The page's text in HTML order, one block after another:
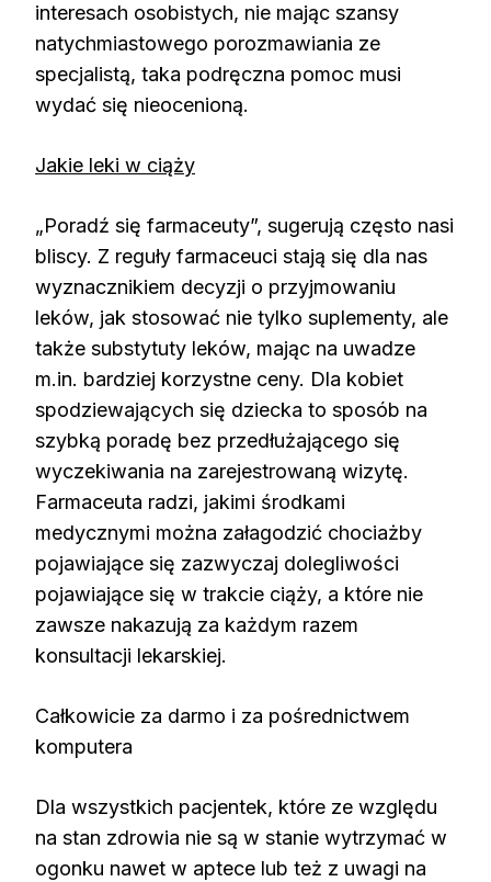
interesach osobistych, nie mając szansy
natychmiastowego porozmawiania ze
specjalistą, taka podręczna pomoc musi
wydać się nieocenioną.
Jakie leki w ciąży
„Poradź się farmaceuty”, sugerują często nasi
bliscy. Z reguły farmaceuci stają się dla nas
wyznacznikiem decyzji o przyjmowaniu
leków, jak stosować nie tylko suplementy, ale
także substytuty leków, mając na uwadze
m.in. bardziej korzystne ceny. Dla kobiet
spodziewających się dziecka to sposób na
szybką poradę bez przedłużającego się
wyczekiwania na zarejestrowaną wizytę.
Farmaceuta radzi, jakimi środkami
medycznymi można załagodzić chociażby
pojawiające się zazwyczaj dolegliwości
pojawiające się w trakcie ciąży, a które nie
zawsze nakazują za każdym razem
konsultacji lekarskiej.
Całkowicie za darmo i za pośrednictwem
komputera
Dla wszystkich pacjentek, które ze względu
na stan zdrowia nie są w stanie wytrzymać w
ogonku nawet w aptece lub też z uwagi na